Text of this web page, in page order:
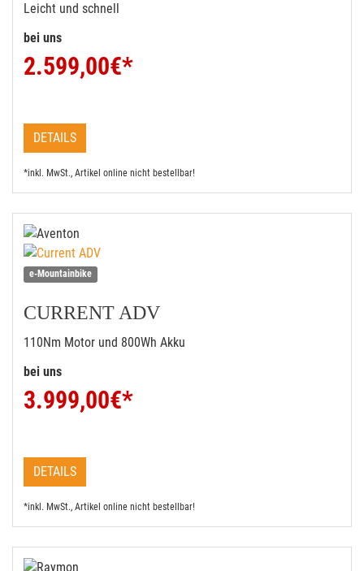
Leicht und schnell
bei uns
2.599,00€*
DETAILS
*inkl. MwSt., Artikel online nicht bestellbar!
e-Mountainbike
CURRENT ADV
110Nm Motor und 800Wh Akku
bei uns
3.999,00€*
DETAILS
*inkl. MwSt., Artikel online nicht bestellbar!